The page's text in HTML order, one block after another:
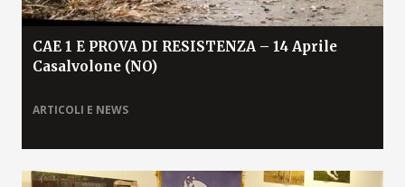
CAE 1 E PROVA DI RESISTENZA – 14 Aprile
Casalvolone (NO)
ARTICOLI E NEWS